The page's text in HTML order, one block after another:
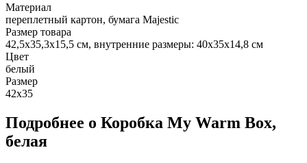
Материал
переплетный картон, бумага Majestic
Размер товара
42,5х35,3х15,5 см, внутренние размеры: 40х35х14,8 см
Цвет
белый
Размер
42х35
Подробнее о Коробка My Warm Box,
белая